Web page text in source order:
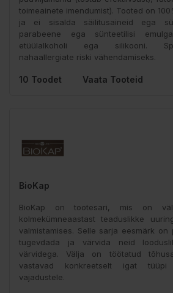
toimeainete imendumist). Tooted on
ja ei sisalda säilitusaineid ega
parabeene ega sünteetilisi
etüülalkoholi ega silikooni.
nahaallergiate riski vähendamiseks.
10 Toodet Vaata Tooteid
BioKap
BioKap on tootesari, mis on
kolmekümneaastast teaduslikke
valmistamises. Selle sarja eesmärk on
tugevdada ja värvida neid
värvidega. Välja on töötatud
vastavad konkreetselt igat tüüpi
vajadustele.